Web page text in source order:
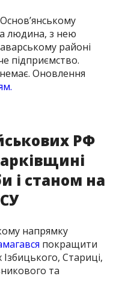
людина, з нею
районі
підприємство.
Оновлення
РФ
і станом на
напрямку
покращити
Стариці,
та